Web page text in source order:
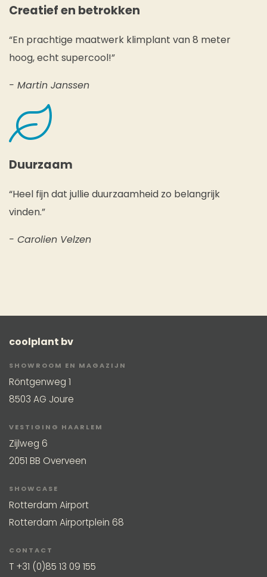
Creatief en betrokken
“En prachtige maatwerk klimplant van 8 meter
hoog, echt supercool!”
- Martin Janssen
Duurzaam
“Heel fijn dat jullie duurzaamheid zo belangrijk
vinden.”
- Carolien Velzen
coolplant bv
SHOWROOM EN MAGAZIJN
Röntgenweg 1
8503 AG Joure
VESTIGING HAARLEM
Zijlweg 6
2051 BB Overveen
SHOWCASE
Rotterdam Airport
Rotterdam Airportplein 68
CONTACT
T +31 (0)85 13 09 155